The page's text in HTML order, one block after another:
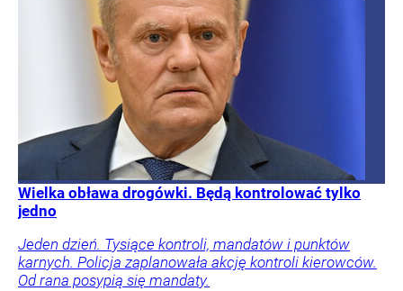
Wielka obława drogówki. Będą kontrolować tylko
jedno
Jeden dzień. Tysiące kontroli, mandatów i punktów
karnych. Policja zaplanowała akcję kontroli kierowców.
Od rana posypią się mandaty.